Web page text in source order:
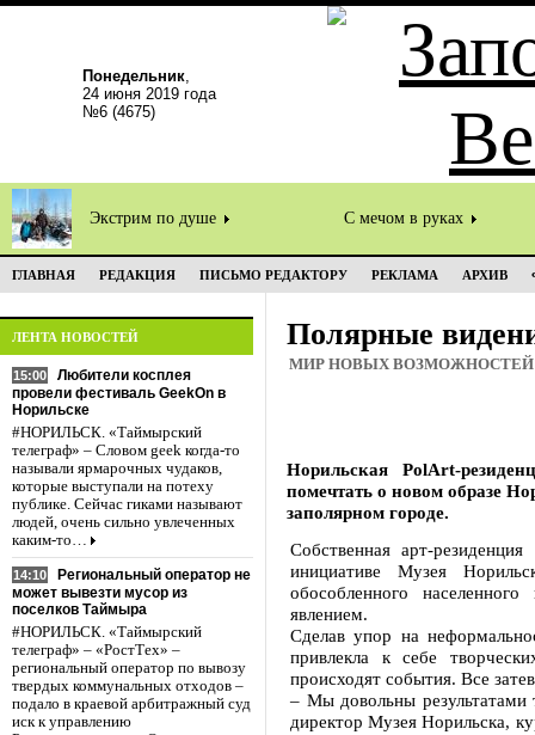
Понедельник,
24 июня 2019 года
№6 (4675)
Экстрим по душе С мечом в руках
ГЛАВНАЯ РЕДАКЦИЯ ПИСЬМО РЕДАКТОРУ РЕКЛАМА АРХИВ
ЛЕНТА НОВОСТЕЙ
15:00
Любители косплея
провели фестиваль GeekOn в
Норильске
#НОРИЛЬСК. «Таймырский
телеграф» – Словом geek когда-то
называли ярмарочных чудаков,
которые выступали на потеху
публике. Сейчас гиками называют
людей, очень сильно увлеченных
каким-то…
14:10
Региональный оператор не
может вывезти мусор из
поселков Таймыра
#НОРИЛЬСК. «Таймырский
телеграф» – «РостТех» –
региональный оператор по вывозу
твердых коммунальных отходов –
подало в краевой арбитражный суд
иск к управлению
Полярные
МИР НОВЫХ ВОЗМОЖНОСТЕЙ
Норильская PolArt-
помечтать о новом образе
заполярном городе.
Собственная арт-
инициативе Музея
обособленного
явлением.
Сделав упор на
привлекла к себе
происходят события. Все
– Мы довольны результатами
директор Музея Норильска,